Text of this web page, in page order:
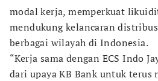
modal kerja, memperkuat
mendukung kelancaran
berbagai wilayah di Indonesia.
“Kerja sama dengan ECS Indo
dari upaya KB Bank untuk terus